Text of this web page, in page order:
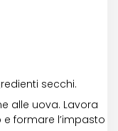
secchi.
alle uova. Lavora
formare l’impasto